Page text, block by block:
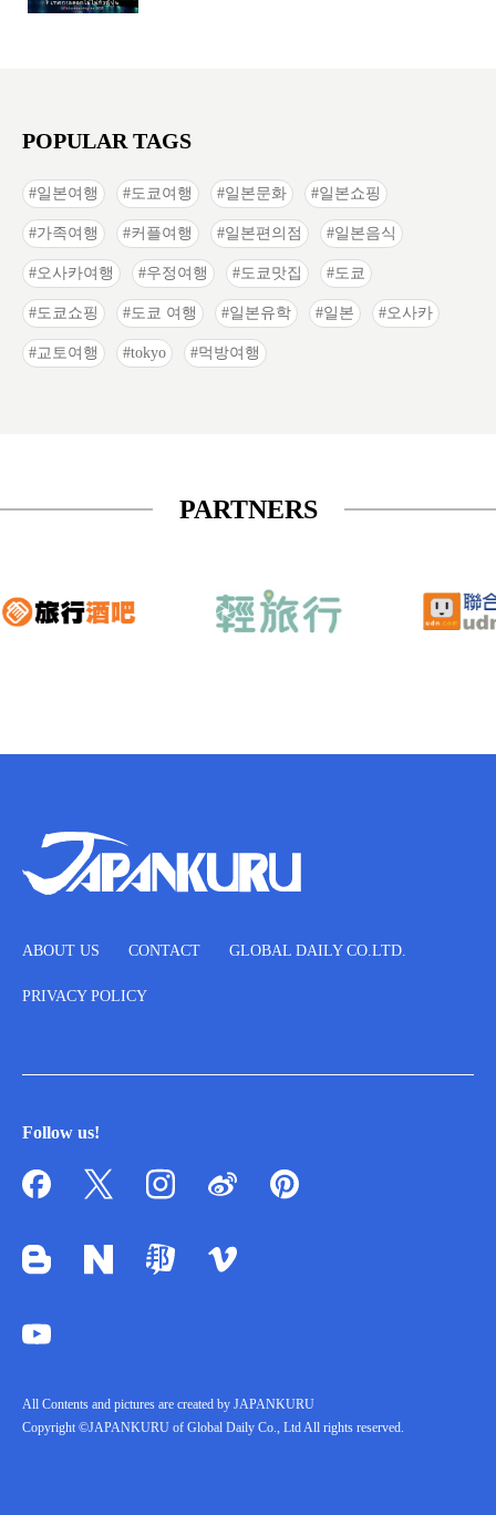
POPULAR TAGS
일본여행 도쿄여행 일본문화 일본쇼핑
가족여행 커플여행 일본편의점 일본음식
오사카여행 우정여행 도쿄맛집 도쿄
도쿄쇼핑 도쿄 여행 일본유학 일본 오사카
교토여행 tokyo 먹방여행
PARTNERS
ABOUT US CONTACT GLOBAL DAILY CO.LTD.
PRIVACY POLICY
Follow us!
All Contents and pictures are created by JAPANKURU
Copyright ©JAPANKURU of Global Daily Co., Ltd All rights reserved.